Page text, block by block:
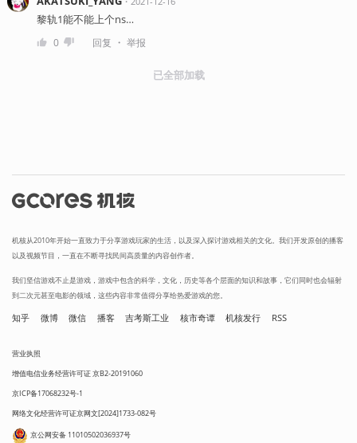
黎轨1能不能上个ns…
0 回复 ・ 举报
已全部加载
机核从2010年开始一直致力于分享游戏玩家的生活，以及深入探讨游戏相关的文化。我们开发原创的播客
以及视频节目，一直在不断寻找民间高质量的内容创作者。
我们坚信游戏不止是游戏，游戏中包含的科学，文化，历史等各个层面的知识和故事，它们同时也会辐射
到二次元甚至电影的领域，这些内容非常值得分享给热爱游戏的您。
知乎 微博 微信 播客 吉考斯工业 核市奇谭 机核发行 RSS
营业执照
增值电信业务经营许可证 京B2-20191060
京ICP备17068232号-1
网络文化经营许可证京网文[2024]1733-082号
京公网安备 11010502036937号